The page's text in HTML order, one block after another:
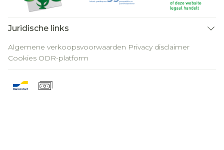
Juridische links
Algemene verkoopsvoorwaarden Privacy disclaimer
Cookies ODR-platform